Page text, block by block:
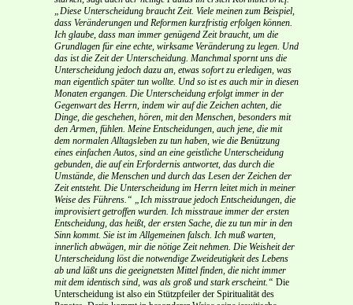
„Diese Unterscheidung braucht Zeit. Viele meinen zum Beispiel,
dass Veränderungen und Reformen kurzfristig erfolgen können.
Ich glaube, dass man immer genügend Zeit braucht, um die
Grundlagen für eine echte, wirksame Veränderung zu legen. Und
das ist die Zeit der Unterscheidung. Manchmal spornt uns die
Unterscheidung jedoch dazu an, etwas sofort zu erledigen, was
man eigentlich später tun wollte. Und so ist es auch mir in diesen
Monaten ergangen. Die Unterscheidung erfolgt immer in der
Gegenwart des Herrn, indem wir auf die Zeichen achten, die
Dinge, die geschehen, hören, mit den Menschen, besonders mit
den Armen, fühlen. Meine Entscheidungen, auch jene, die mit
dem normalen Alltagsleben zu tun haben, wie die Benützung
eines einfachen Autos, sind an eine geistliche Unterscheidung
gebunden, die auf ein Erfordernis antwortet, das durch die
Umstände, die Menschen und durch das Lesen der Zeichen der
Zeit entsteht. Die Unterscheidung im Herrn leitet mich in meiner
Weise des Führens.“ „Ich misstraue jedoch Entscheidungen, die
improvisiert getroffen wurden. Ich misstraue immer der ersten
Entscheidung, das heißt, der ersten Sache, die zu tun mir in den
Sinn kommt. Sie ist im Allgemeinen falsch. Ich muß warten,
innerlich abwägen, mir die nötige Zeit nehmen. Die Weisheit der
Unterscheidung löst die notwendige Zweideutigkeit des Lebens
ab und läßt uns die geeignetsten Mittel finden, die nicht immer
mit dem identisch sind, was als groß und stark erscheint.“ Die
Unterscheidung ist also ein Stützpfeiler der Spiritualität des